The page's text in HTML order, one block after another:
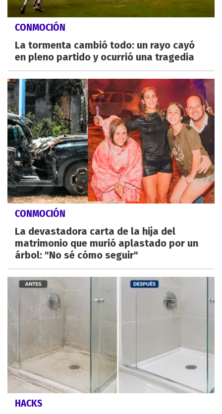
CONMOCIÓN
La tormenta cambió todo: un rayo cayó
en pleno partido y ocurrió una tragedia
CONMOCIÓN
La devastadora carta de la hija del
matrimonio que murió aplastado por un
árbol: "No sé cómo seguir"
HACKS